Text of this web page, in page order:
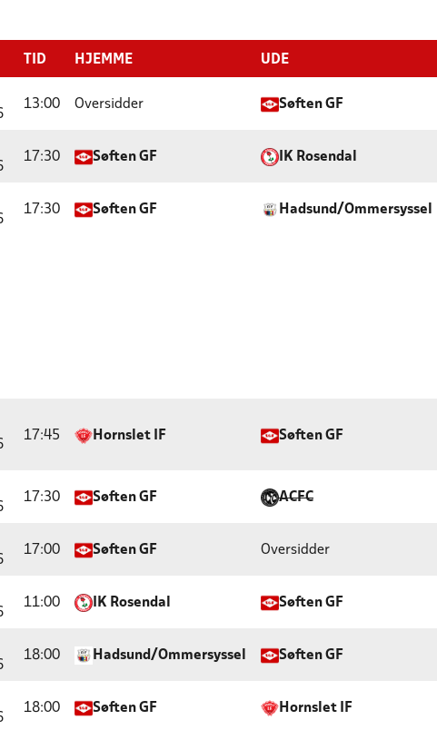
TID HJEMME UDE
13:00 Oversidder Søften GF
17:30 Søften GF IK Rosendal
17:30 Søften GF Hadsund/Ommersyssel
17:45 Hornslet IF Søften GF
17:30 Søften GF ACFC
17:00 Søften GF Oversidder
11:00 IK Rosendal Søften GF
18:00 Hadsund/Ommersyssel Søften GF
18:00 Søften GF Hornslet IF